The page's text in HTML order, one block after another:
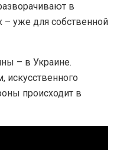
в
– уже для собственной
– в Украине.
искусственного
происходит в